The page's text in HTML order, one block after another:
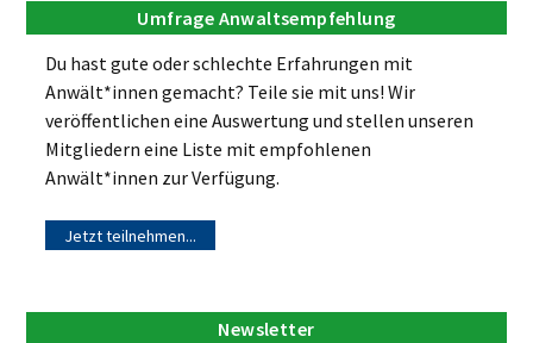
Umfrage Anwaltsempfehlung
Du hast gute oder schlechte Erfahrungen mit
Anwält*innen gemacht? Teile sie mit uns! Wir
veröffentlichen eine Auswertung und stellen unseren
Mitgliedern eine Liste mit empfohlenen
Anwält*innen zur Verfügung.
Jetzt teilnehmen...
Newsletter